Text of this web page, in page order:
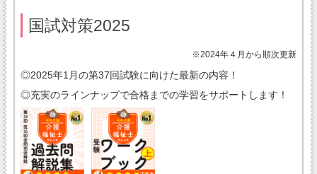
国試対策2025
※2024年４月から順次更新
◎2025年1月の第37回試験に向けた最新の内容！
◎充実のラインナップで合格までの学習をサポートします！